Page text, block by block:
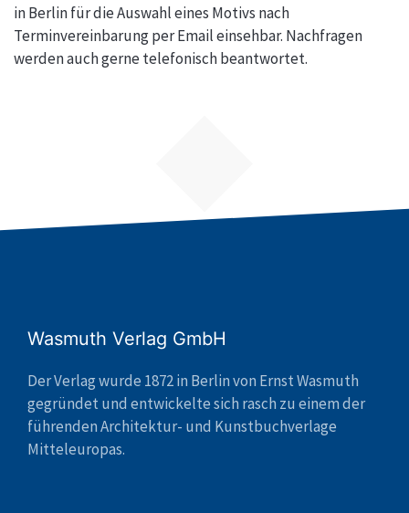
in Berlin für die Auswahl eines Motivs nach
Terminvereinbarung per Email einsehbar. Nachfragen
werden auch gerne telefonisch beantwortet.
Wasmuth Verlag GmbH
Der Verlag wurde 1872 in Berlin von Ernst Wasmuth
gegründet und entwickelte sich rasch zu einem der
führenden Architektur- und Kunstbuchverlage
Mitteleuropas.